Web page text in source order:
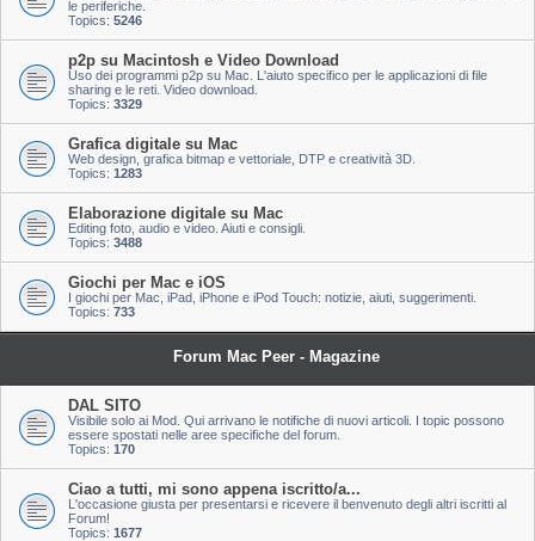
le periferiche.
Topics: 5246
p2p su Macintosh e Video Download
Uso dei programmi p2p su Mac. L'aiuto specifico per le applicazioni di file
sharing e le reti. Video download.
Topics: 3329
Grafica digitale su Mac
Web design, grafica bitmap e vettoriale, DTP e creatività 3D.
Topics: 1283
Elaborazione digitale su Mac
Editing foto, audio e video. Aiuti e consigli.
Topics: 3488
Giochi per Mac e iOS
I giochi per Mac, iPad, iPhone e iPod Touch: notizie, aiuti, suggerimenti.
Topics: 733
Forum Mac Peer - Magazine
DAL SITO
Visibile solo ai Mod. Qui arrivano le notifiche di nuovi articoli. I topic possono
essere spostati nelle aree specifiche del forum.
Topics: 170
Ciao a tutti, mi sono appena iscritto/a...
L'occasione giusta per presentarsi e ricevere il benvenuto degli altri iscritti al
Forum!
Topics: 1677